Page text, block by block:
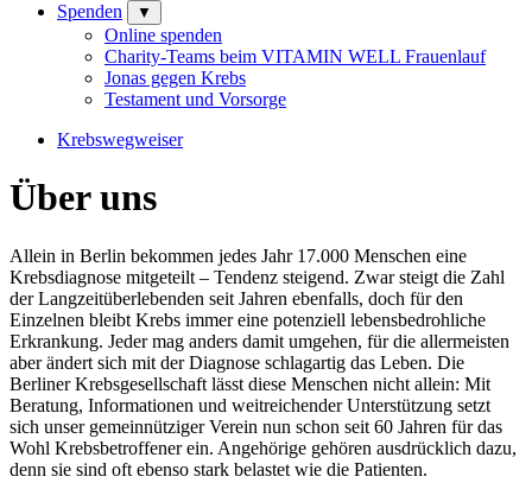
Spenden
▼
Online spenden
Charity-Teams beim VITAMIN WELL Frauenlauf
Jonas gegen Krebs
Testament und Vorsorge
Krebswegweiser
Über uns
Allein in Berlin bekommen jedes Jahr 17.000 Menschen eine
Krebsdiagnose mitgeteilt – Tendenz steigend. Zwar steigt die Zahl
der Langzeitüberlebenden seit Jahren ebenfalls, doch für den
Einzelnen bleibt Krebs immer eine potenziell lebensbedrohliche
Erkrankung. Jeder mag anders damit umgehen, für die allermeisten
aber ändert sich mit der Diagnose schlagartig das Leben. Die
Berliner Krebsgesellschaft lässt diese Menschen nicht allein: Mit
Beratung, Informationen und weitreichender Unterstützung setzt
sich unser gemeinnütziger Verein nun schon seit 60 Jahren für das
Wohl Krebsbetroffener ein. Angehörige gehören ausdrücklich dazu,
denn sie sind oft ebenso stark belastet wie die Patienten.